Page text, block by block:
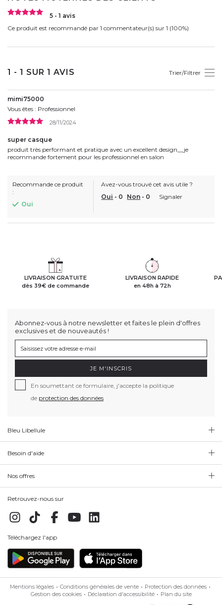
5 - 1 avis
Ce produit est recommandé par 1 commentateur(s) sur 1 (100%)
1 - 1 SUR 1 AVIS Trier/Filtrer
mimi75000
Vous êtes : Professionnel
28/11/2024
super casque
produit très performant et pratique avec un excellent design__je
recommande fortement pour les professionnel en salon
Recommande ce produit
:
Oui
Avez-vous trouvé cet avis utile ?
Oui - 0 Non - 0 Signaler
LIVRAISON GRATUITE
dès 39€ de commande
LIVRAISON RAPIDE
en 48h à 72h
Abonnez-vous à notre newsletter et faites le plein d'offres
exclusives et de nouveautés !
JE M'INSCRIS
En soumettant ce formulaire, j'accepte la politique
de protection des données
Bleu Libellule
Besoin d'aide
Nos offres
Retrouvez-nous sur
Téléchargez l'app
Mentions légales Conditions générales de vente
Protection des données
Gestion des cookies
Déclaration d'accessibilité Plan du site